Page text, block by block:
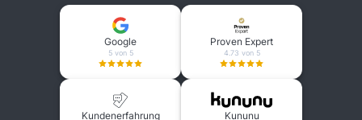
Google
5 von 5
Proven Expert
4.73 von 5
Kundenerfahrung Kununu